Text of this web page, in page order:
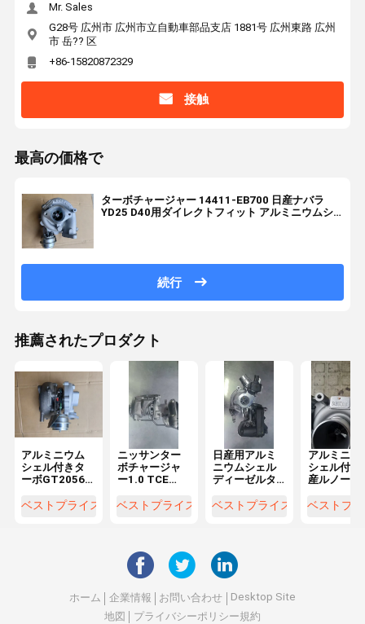
Mr. Sales
G28号 広州市 広州市立自動車部品支店 1881号 広州東路 広州
市 岳?? 区
+86-15820872329
接触
最高の価格で
ターボチャージャー 14411-EB700 日産ナバラ
YD25 D40用ダイレクトフィット アルミニウムシ
続行
推薦されたプロダクト
アルミニウム
シェル付きタ
ーボGT2056V
日産ナバラ
ベストプライス
ニッサンター
ボチャージャ
ー1.0 TCE
ジンのための
ベストプライス
日産用アルミ
ニウムシェル
ディーゼルタ
ャー、ターボ
ベストプライス
アルミニウ
シェル付き
産ルノーメ
ディーゼル
ベストプ
ホーム 企業情報 お問い合わせ
Desktop Site
地図
プライバシーポリシー規約